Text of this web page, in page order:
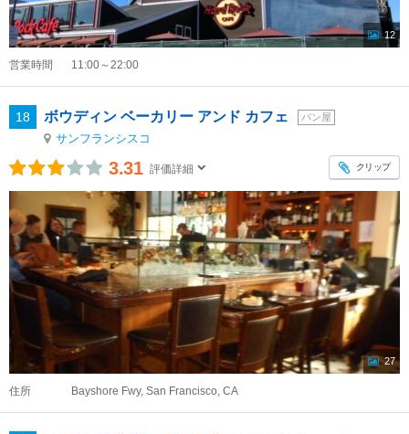
12
営業時間 11:00～22:00
18 ボウディン ベーカリー アンド カフェ パン屋
サンフランシスコ
3.31 評価詳細 クリップ
27
住所 Bayshore Fwy, San Francisco, CA